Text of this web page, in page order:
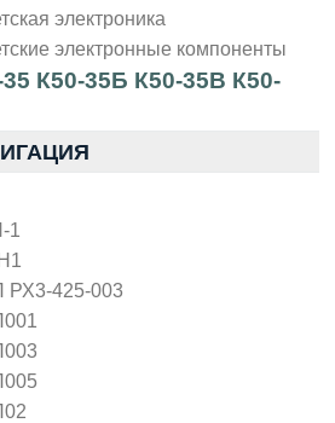
электроника
электронные компоненты
35 К50-35Б К50-35В К50-
1
РХ3-425-003